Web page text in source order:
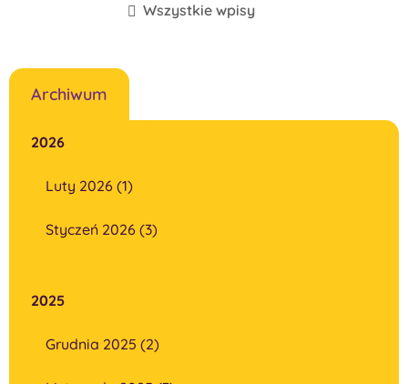
Wszystkie wpisy
Archiwum
2026
Luty 2026 (1)
Styczeń 2026 (3)
2025
Grudnia 2025 (2)